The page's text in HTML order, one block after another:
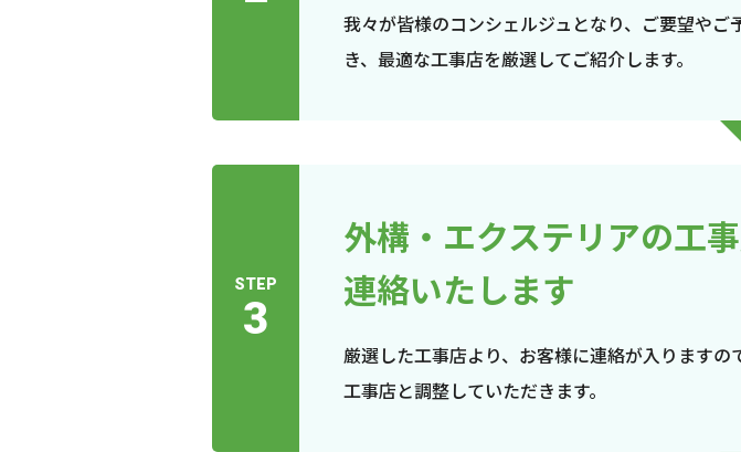
我々が皆様のコンシェルジュとなり、ご要望や
き、最適な工事店を厳選してご紹介します。
STEP
3
外構・エクステリアの工
連絡いたします
厳選した工事店より、お客様に連絡が入りますの
工事店と調整していただきます。